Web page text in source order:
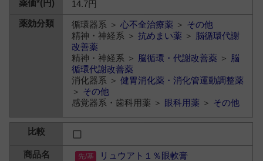
14.7円
循環器系 ＞心不全治療薬 ＞ その他
精神・神経系 ＞抗めまい薬 ＞ 脳循環代謝
改善薬
精神・神経系 ＞ 脳循環・代謝改善薬 ＞ 脳
循環代謝改善薬
消化器系 ＞健胃消化薬・消化管運動調整薬
＞ その他
感覚器系・歯科用薬 ＞ 眼科用薬 ＞ その他
リュウアト１％眼軟膏